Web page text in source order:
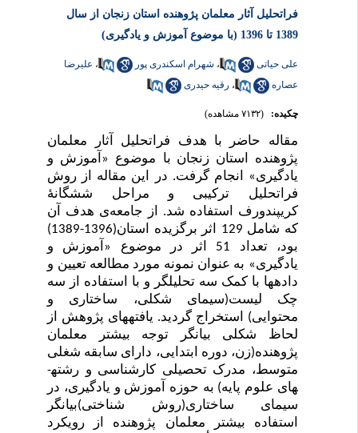
فراتحلیل آثار معلمان پژوهنده استان زنجان از سال
1389 تا 1396 (با موضوع آموزش و یادگیری)
علی حیاتی ،شهرام اسکندری پور ،علیرضا
عصاره
،رقیه حیدری
چکیده: (۷۱۳۲ مشاهده)
مقاله حاضر با هدف فراتحلیل آثار معلمان
پژوهنده استانزنجان با موضوع «آموزش و
یادگیری» انجام گرفت. در این مقاله از روش
فراتحلیل ترکیبی و مراحل شش­گانۀ
کریپندورف استفاده شد.از جامعه‌ی هدف آن
که
شامل 129 اثر برگزیده استان(1396-1389)
بود
، تعداد 51 اثر در موضوع «آموزش و
یادگیری» به عنوان نمونه مورد مطالعه تعیین و
داده­ها با کمک سه تحلیل­گر و با استفاده از سه
چک لیست(سیمای شکلی، ساختاری و
محتوایی) استخراج گردید. یافته­های پژوهش از
لحاظ شکلی بیانگر توجه بیشتر معلمان
پژوهنده(زن، دوره ابتدایی، دارای سابقه شغلی
متوسط، مدرک تحصیلی کارشناسی و رشته­
های علوم پایه) به حوزه آموزش و یادگیری، در
سیمای ساختاری(روش شناختی)بیانگر
استفاده بیشتر معلمان پژوهنده از رویکرد